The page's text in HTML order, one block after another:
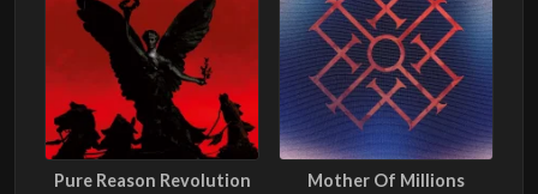
Pure Reason Revolution Mother Of Millions